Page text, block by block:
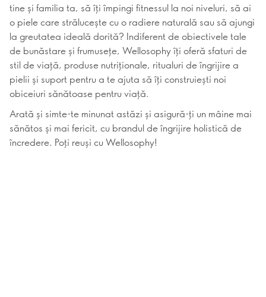
tine și familia ta, să îți împingi fitnessul la noi niveluri, să ai
o piele care strălucește cu o radiere naturală sau să ajungi
la greutatea ideală dorită? Indiferent de obiectivele tale
de bunăstare și frumusețe, Wellosophy îți oferă sfaturi de
stil de viață, produse nutriționale, ritualuri de îngrijire a
pielii și suport pentru a te ajuta să îți construiești noi
obiceiuri sănătoase pentru viață.
Arată și simte-te minunat astăzi și asigură-ți un mâine mai
sănătos și mai fericit, cu brandul de îngrijire holistică de
încredere. Poți reuși cu Wellosophy!